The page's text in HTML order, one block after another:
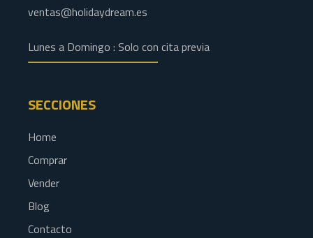
ventas@holidaydream.es
Lunes a Domingo : Solo con cita previa
SECCIONES
Home
Comprar
Vender
Blog
Contacto